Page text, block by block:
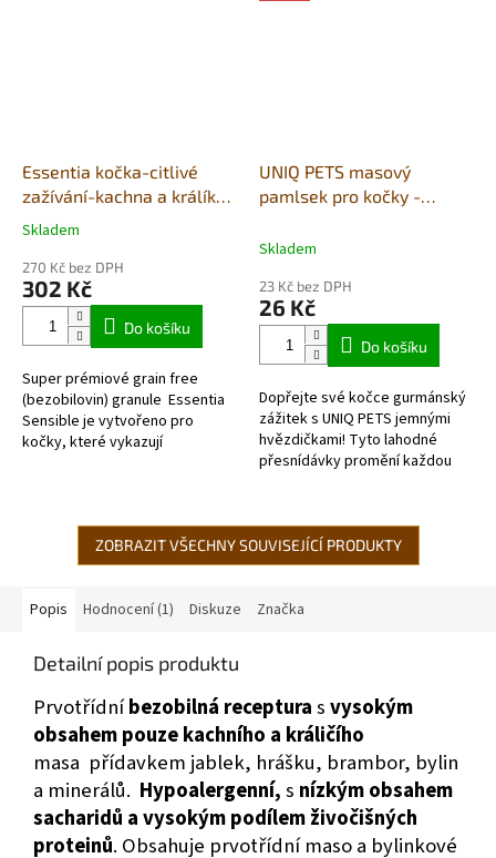
Essentia kočka-citlivé
zažívání-kachna a králík
1,5Kg
Průměrné
produktu
je
hvězdiček.
Skladem
270 Kč bez DPH
302 Kč
Do košíku
Super prémiové grain free
(bezobilovin) granule Essentia
Sensible je vytvořeno pro
kočky, které vykazují
UNIQ PETS masový
pamlsek pro kočky -
jehněčím masem a
Skladem
23 Kč bez DPH
26 Kč
Do košíku
Dopřejte své kočce gurmánský
zážitek s UNIQ PETS jemnými
hvězdičkami! Tyto lahodné
přesnídávky promění každou
kvalitního...
ZOBRAZIT VŠECHNY SOUVISEJÍCÍ PRODUKTY
Popis Hodnocení (1) Diskuze Značka
Detailní popis produktu
Prvotřídníbezobilná recepturasvysokým
obsahem pouze kachního a králičího
masa přídavkem jablek, hrášku, brambor, bylin
a minerálů. Hypoalergenní,s nízkým obsahem
sacharidů a vysokým podílem živočišných
proteinů. Obsahuje prvotřídní maso a bylinkové